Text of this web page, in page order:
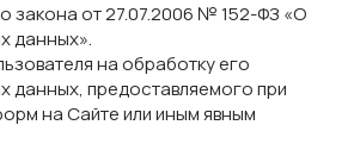
закона от 27.07.2006 № 152-ФЗ «О
данных».
на обработку его
данных, предоставляемого при
на Сайте или иным явным